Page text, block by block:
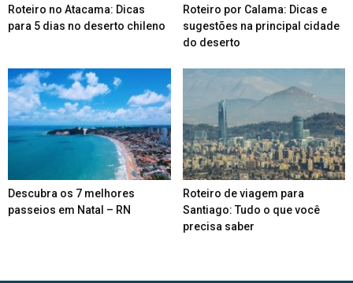
Roteiro no Atacama: Dicas
para 5 dias no deserto chileno
Roteiro por Calama: Dicas e
sugestões na principal cidade
do deserto
Descubra os 7 melhores
passeios em Natal – RN
Roteiro de viagem para
Santiago: Tudo o que você
precisa saber